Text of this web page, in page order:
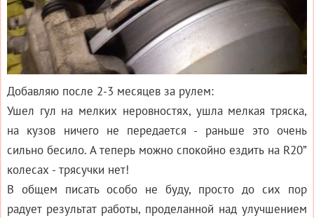
Добавляю после 2-3 месяцев за рулем:
Ушел гул на мелких неровностях, ушла мелкая тряска,
на кузов ничего не передается - раньше это очень
сильно бесило. А теперь можно спокойно ездить на R20”
колесах - трясучки нет!
В общем писать особо не буду, просто до сих пор
радует результат работы, проделанной над улучшением